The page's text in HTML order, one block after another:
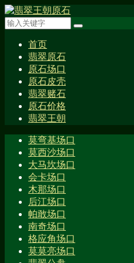
首页
翡翠原石
原石场口
原石皮壳
翡翠赌石
原石价格
翡翠王朝
莫弯基场口
莫西沙场口
大马坎场口
会卡场口
木那场口
后江场口
帕敢场口
南奇场口
格应角场口
莫莫亮场口